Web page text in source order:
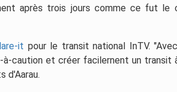
après trois jours comme ce fut le
it pour le transit national InTV.
à-caution et créer facilernent un transit
d'Aarau.